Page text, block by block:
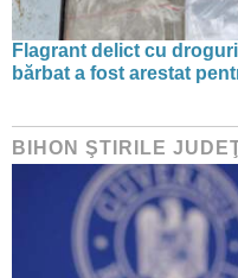
Flagrant delict cu
bărbat a fost arestat
BIHON ŞTIRILE